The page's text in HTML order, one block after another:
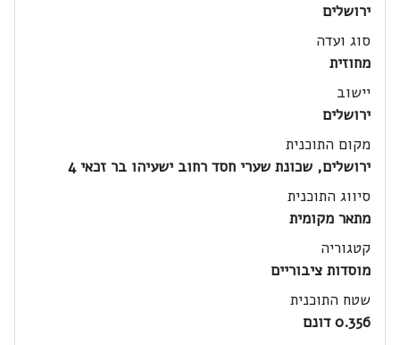
ירושלים
סוג ועדה
מחוזית
יישוב
ירושלים
מקום התוכנית
ירושלים, שכונת שערי חסד רחוב ישעיהו בר זכאי 4
סיווג התוכנית
מתאר מקומית
קטגוריה
מוסדות ציבוריים
שטח התוכנית
0.356 דונם